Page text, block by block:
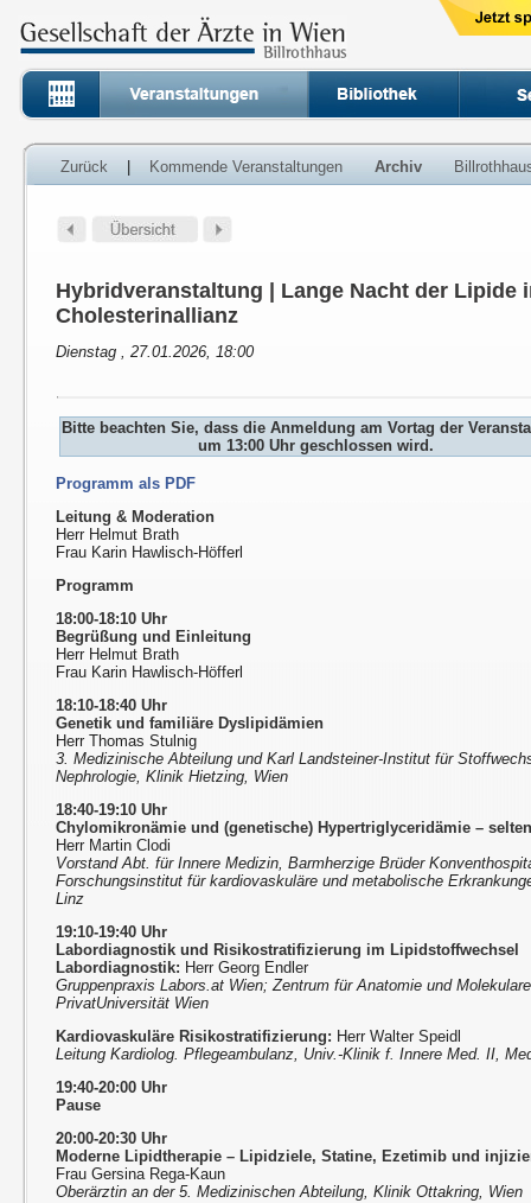
Zurück Kommende Veranstaltungen Archiv
Hybridveranstaltung | Lange Nacht der Lipide
Cholesterinallianz
Dienstag , 27.01.2026, 18:00
Bitte beachten Sie, dass die Anmeldung am Vortag der
um 13:00 Uhr geschlossen wird.
Programm als PDF
Leitung & Moderation
Herr Helmut Brath
Frau Karin Hawlisch-Höfferl
Programm
18:00-18:10 Uhr
Begrüßung und Einleitung
Herr Helmut Brath
Frau Karin Hawlisch-Höfferl
18:10-18:40 Uhr
Genetik und familiäre Dyslipidämien
Herr Thomas Stulnig
3. Medizinische Abteilung und Karl Landsteiner-Institut für
Nephrologie, Klinik Hietzing, Wien
18:40-19:10 Uhr
Chylomikronämie und (genetische) Hypertriglyceridämie –
Herr Martin Clodi
Vorstand Abt. für Innere Medizin, Barmherzige Brüder
Forschungsinstitut für kardiovaskuläre und metabolische
Linz
19:10-19:40 Uhr
Labordiagnostik und Risikostratifizierung im Lipidstoffwechsel
Labordiagnostik: Herr Georg Endler
Gruppenpraxis Labors.at Wien; Zentrum für Anatomie und
PrivatUniversität Wien
Kardiovaskuläre Risikostratifizierung: Herr Walter Speidl
Leitung Kardiolog. Pflegeambulanz, Univ.-Klinik f. Innere Med. II,
19:40-20:00 Uhr
Pause
20:00-20:30 Uhr
Moderne Lipidtherapie – Lipidziele, Statine, Ezetimib und
Frau Gersina Rega-Kaun
Oberärztin an der 5. Medizinischen Abteilung, Klinik Ottakring, Wien